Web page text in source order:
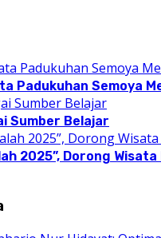
Padukuhan Semoya
Sumber Belajar
2025”, Dorong